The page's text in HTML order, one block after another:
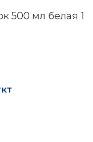
500 мл белая 1